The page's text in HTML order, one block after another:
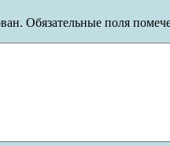
Обязательные поля